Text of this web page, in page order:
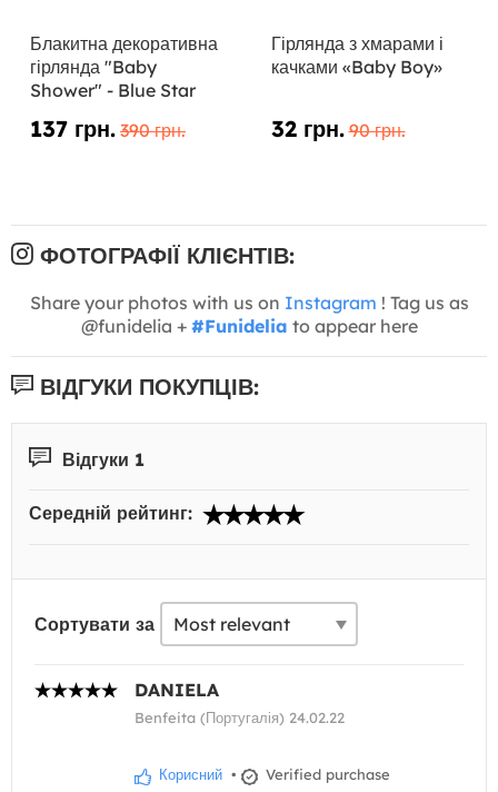
Блакитна декоративна
гірлянда "Baby
Shower" - Blue Star
137 грн. 390 грн.
Гірлянда з хмарами і
качками «Baby Boy»
32 грн. 90 грн.
ФОТОГРАФІЇ КЛІЄНТІВ:
Share your photos with us on Instagram ! Tag us as
@funidelia + #Funidelia to appear here
ВІДГУКИ ПОКУПЦІВ:
Відгуки 1
Середній рейтинг:
Сортувати за
DANIELA
Benfeita (Португалія) 24.02.22
Корисний • Verified purchase